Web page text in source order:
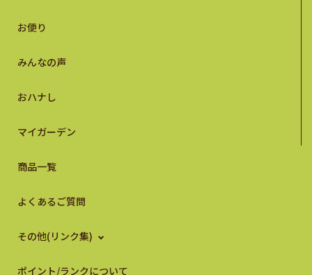
お便り
みんなの声
おハナし
マイガーデン
商品一覧
よくあるご質問
その他(リンク集)
ポイント/ランクについて